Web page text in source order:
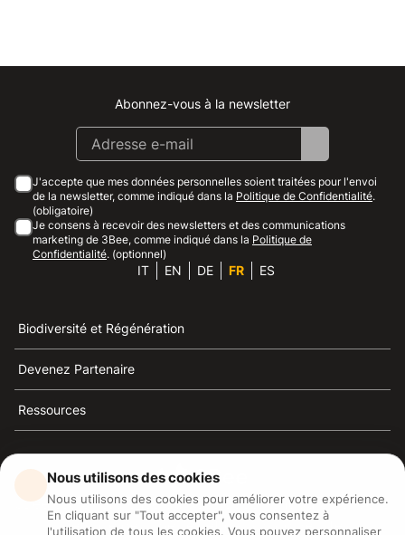
Instagram
Facebook
Linkedin
Youtube
Abonnez-vous à la newsletter
J'accepte que mes données personnelles soient traitées pour l'envoi
de la newsletter, comme indiqué dans la Politique de Confidentialité.
(obligatoire)
Je consens à recevoir des newsletters et des communications
marketing de 3Bee, comme indiqué dans la Politique de
Confidentialité. (optionnel)
IT EN DE FR ES
Biodiversité et Régénération
Devenez Partenaire
Ressources
3Bee est la référence du développement durable, de la
défense des abeilles et de la biodiversité
Nous utilisons des cookies
Nous utilisons des cookies pour améliorer votre expérience.
En cliquant sur "Tout accepter", vous consentez à
l'utilisation de tous les cookies. Vous pouvez personnaliser